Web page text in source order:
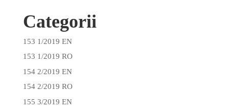
Categorii
153 1/2019 EN
153 1/2019 RO
154 2/2019 EN
154 2/2019 RO
155 3/2019 EN